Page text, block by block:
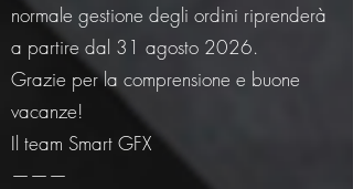
normale gestione degli ordini riprenderà
a partire dal 31 agosto 2026.
Grazie per la comprensione e buone
vacanze!
Il team Smart GFX
———